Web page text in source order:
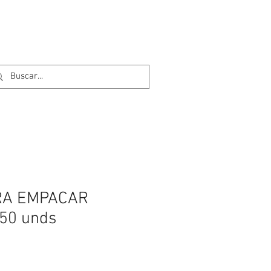
EMPACAR
unds